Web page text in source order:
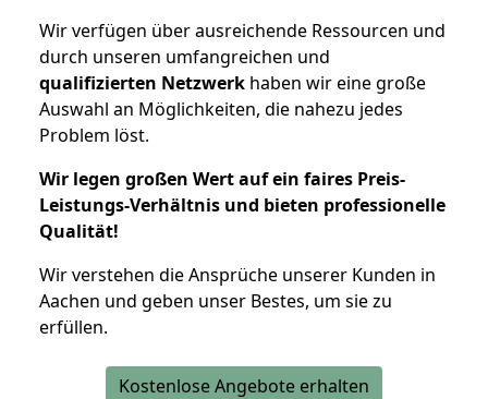
Wir verfügen über ausreichende Ressourcen und
durch unseren umfangreichen und
qualifizierten Netzwerk haben wir eine große
Auswahl an Möglichkeiten, die nahezu jedes
Problem löst.
Wir legen großen Wert auf ein faires Preis-
Leistungs-Verhältnis und bieten professionelle
Qualität!
Wir verstehen die Ansprüche unserer Kunden in
Aachen und geben unser Bestes, um sie zu
erfüllen.
Kostenlose Angebote erhalten